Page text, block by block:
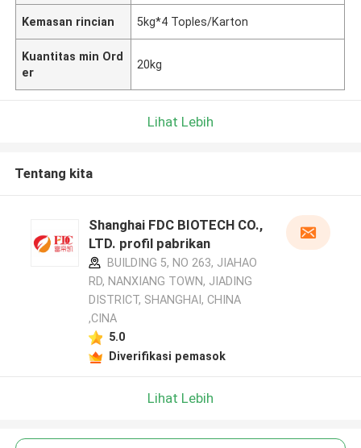
Kemasan rincian 5kg*4 Toples/Karton
Kuantitas min Ord
er
20kg
Lihat Lebih
Tentang kita
Shanghai FDC BIOTECH CO.,
LTD. profil pabrikan
BUILDING 5, NO 263, JIAHAO
RD, NANXIANG TOWN, JIADING
DISTRICT, SHANGHAI, CHINA
,CINA
5.0
Diverifikasi pemasok
Lihat Lebih